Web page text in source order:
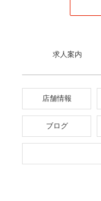
求人案内
店舗情報
ブログ